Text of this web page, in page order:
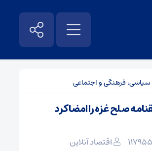
سیاسی، فرهنگی و اجتماعی
صلح غزه را امضا کرد
اقتصاد آنلاین